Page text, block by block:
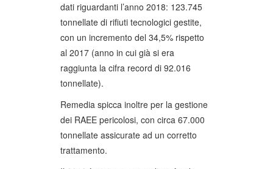
dati riguardanti l’anno 2018: 123.745
tonnellate di rifiuti tecnologici gestite,
con un incremento del 34,5% rispetto
al 2017 (anno in cui già si era
raggiunta la cifra record di 92.016
tonnellate).
Remedia spicca inoltre per la gestione
dei RAEE pericolosi, con circa 67.000
tonnellate assicurate ad un corretto
trattamento.